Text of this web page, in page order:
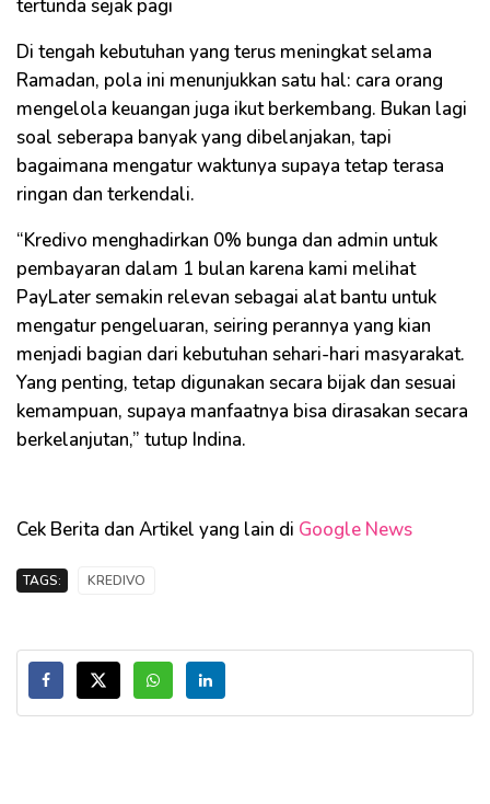
tertunda sejak pagi
Di tengah kebutuhan yang terus meningkat selama
Ramadan, pola ini menunjukkan satu hal: cara orang
mengelola keuangan juga ikut berkembang. Bukan lagi
soal seberapa banyak yang dibelanjakan, tapi
bagaimana mengatur waktunya supaya tetap terasa
ringan dan terkendali.
“Kredivo menghadirkan 0% bunga dan admin untuk
pembayaran dalam 1 bulan karena kami melihat
PayLater semakin relevan sebagai alat bantu untuk
mengatur pengeluaran, seiring perannya yang kian
menjadi bagian dari kebutuhan sehari-hari masyarakat.
Yang penting, tetap digunakan secara bijak dan sesuai
kemampuan, supaya manfaatnya bisa dirasakan secara
berkelanjutan,” tutup Indina.
Cek Berita dan Artikel yang lain di Google News
TAGS: KREDIVO